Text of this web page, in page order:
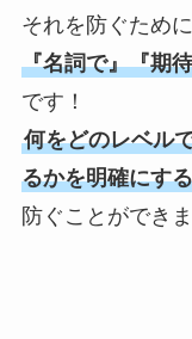
それを防ぐため
『名詞で』『期
です！
何をどのレベル
るかを明確にする
防ぐことができま